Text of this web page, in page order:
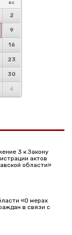
ВС
2
9
16
23
30
6
3 к Закону
актов
области»
«О мерах
в связи с